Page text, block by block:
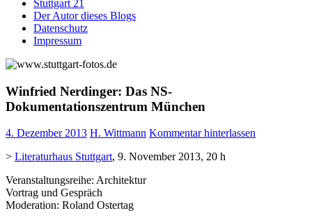
Stuttgart 21
Der Autor dieses Blogs
Datenschutz
Impressum
Winfried Nerdinger: Das NS-
Dokumentationszentrum München
4. Dezember 2013 H. Wittmann Kommentar hinterlassen
> Literaturhaus Stuttgart, 9. November 2013, 20 h
Veranstaltungsreihe: Architektur
Vortrag und Gespräch
Moderation: Roland Ostertag